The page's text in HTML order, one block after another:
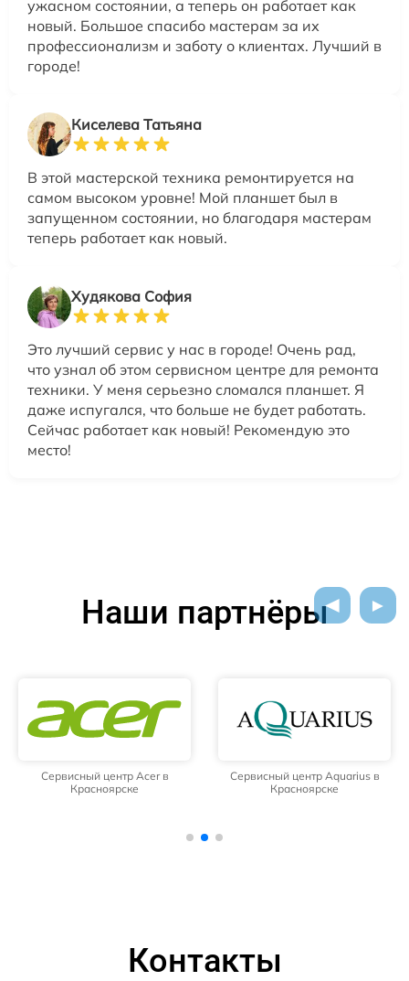
ужасном состоянии, а теперь он работает как
новый. Большое спасибо мастерам за их
профессионализм и заботу о клиентах. Лучший в
городе!
Киселева Татьяна
В этой мастерской техника ремонтируется на
самом высоком уровне! Мой планшет был в
запущенном состоянии, но благодаря мастерам
теперь работает как новый.
Худякова София
Это лучший сервис у нас в городе! Очень рад,
что узнал об этом сервисном центре для ремонта
техники. У меня серьезно сломался планшет. Я
даже испугался, что больше не будет работать.
Сейчас работает как новый! Рекомендую это
место!
Наши партнёры
Сервисный центр Acer в
Красноярске
Сервисный центр Aquarius в
Красноярске
Контакты